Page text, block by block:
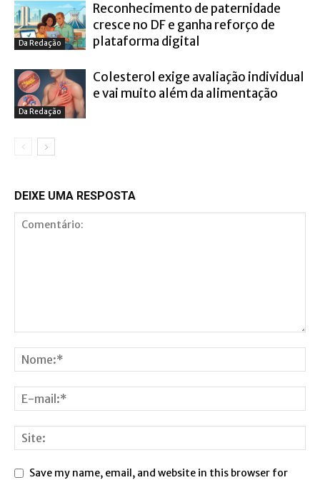
Da Redação
Reconhecimento de paternidade
cresce no DF e ganha reforço de
plataforma digital
Da Redação
Colesterol exige avaliação individual
e vai muito além da alimentação
DEIXE UMA RESPOSTA
Save my name, email, and website in this browser for